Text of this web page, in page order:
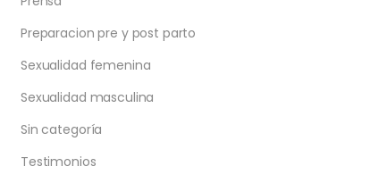
Preparacion pre y post parto
Sexualidad femenina
Sexualidad masculina
Sin categoría
Testimonios